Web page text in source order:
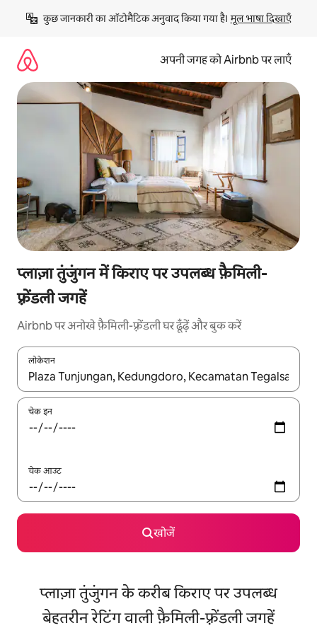
छोड़कर
कॉन्टेंट
कुछ जानकारी का ऑटोमैटिक अनुवाद किया गया है। मूल भाषा दिखाएँ
अपनी जगह को Airbnb पर लाएँ
प्लाज़ा तुंजुंगन में किराए पर उपलब्ध फ़ैमिली-
फ़्रेंडली जगहें
Airbnb पर अनोखे फ़ैमिली-फ़्रेंडली घर ढूँढ़ें और बुक करें
लोकेशन
नतीजों के उपलब्ध होने पर, अप और डाउन 'ऐरो की' का इस्तेमाल करके नेविगेट
चेक इन
चेक आउट
खोजें
प्लाज़ा तुंजुंगन के करीब किराए पर उपलब्ध
बेहतरीन रेटिंग वाली फ़ैमिली-फ़्रेंडली जगहें